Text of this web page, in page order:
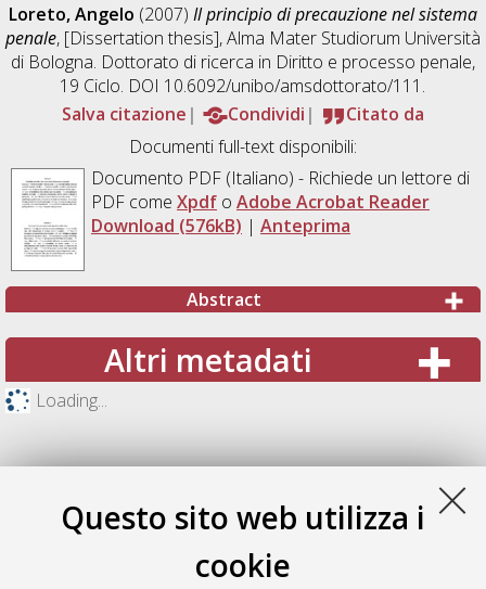
Questo sito web utilizza i
cookie
Loreto, Angelo (2007) Il principio di precauzione nel sistema
penale, [Dissertation thesis], Alma Mater Studiorum Università
di Bologna. Dottorato di ricerca in Diritto e processo penale,
19 Ciclo. DOI 10.6092/unibo/amsdottorato/111.
Salva citazione
Condividi
Citato da
Documenti full-text disponibili:
Documento PDF(Italiano) - Richiede un lettore di
PDF come Xpdfo Adobe Acrobat Reader
Download (576kB) | Anteprima
Abstract
Altri metadati
Loading...